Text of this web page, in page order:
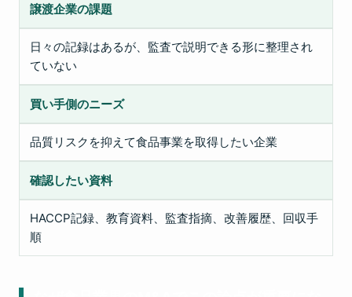
譲渡企業の課題
日々の記録はあるが、監査で説明できる形に整理され
ていない
買い手側のニーズ
品質リスクを抑えて食品事業を取得したい企業
確認したい資料
HACCP記録、教育資料、監査指摘、改善履歴、回収手
順